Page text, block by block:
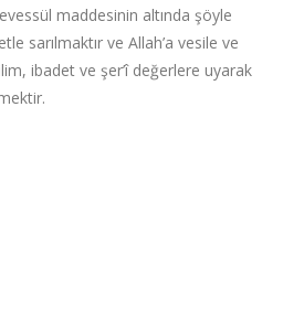
maddesinin altında şöyle
sarılmaktır ve Allah’a vesile ve
ibadet ve şer’î değerlere uyarak